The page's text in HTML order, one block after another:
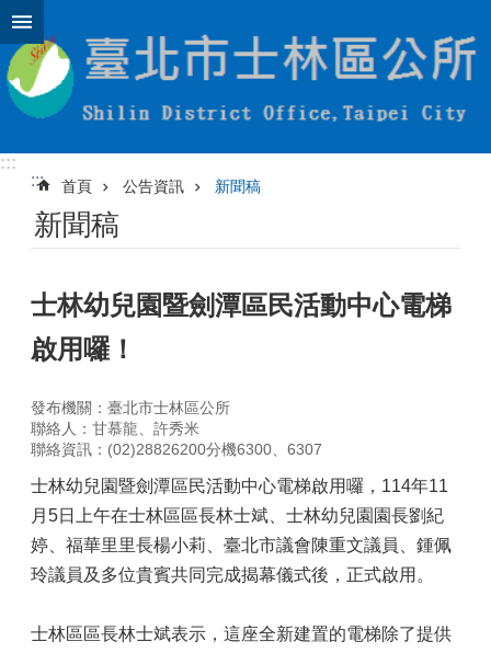
跳到主要內容區塊
:::
:::
首頁 公告資訊 新聞稿
新聞稿
士林幼兒園暨劍潭區民活動中心電梯
啟用囉！
發布機關：臺北市士林區公所
聯絡人：甘慕龍、許秀米
聯絡資訊：(02)28826200分機6300、6307
士林幼兒園暨劍潭區民活動中心電梯啟用囉，114年11
月5日上午在士林區區長林士斌、士林幼兒園園長劉紀
婷、福華里里長楊小莉、臺北市議會陳重文議員、鍾佩
玲議員及多位貴賓共同完成揭幕儀式後，正式啟用。
士林區區長林士斌表示，這座全新建置的電梯除了提供